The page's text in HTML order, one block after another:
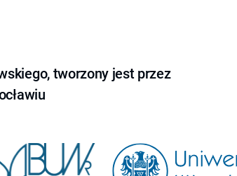
tworzony jest przez